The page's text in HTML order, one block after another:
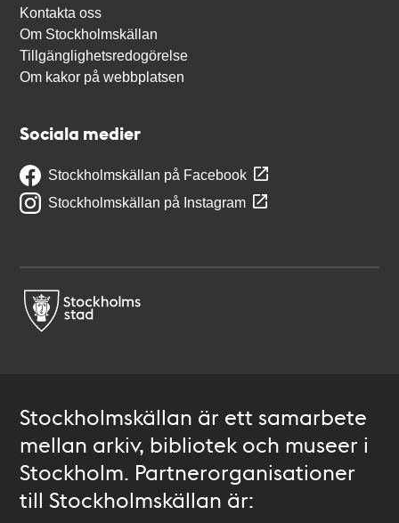
Kontakta oss
Om Stockholmskällan
Tillgänglighetsredogörelse
Om kakor på webbplatsen
Sociala medier
Stockholmskällan på Facebook
Stockholmskällan på Instagram
Stockholmskällan är ett samarbete
mellan arkiv, bibliotek och museer i
Stockholm. Partnerorganisationer
till Stockholmskällan är: